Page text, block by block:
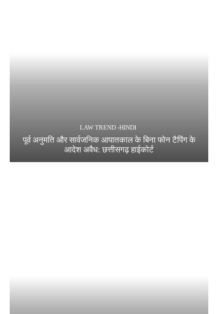
LAW TREND -HINDI
पूर्व अनुमति और सार्वजनिक आपातकाल के बिना फोन टैपिंग के
आदेश अवैध: छत्तीसगढ़ हाईकोर्ट